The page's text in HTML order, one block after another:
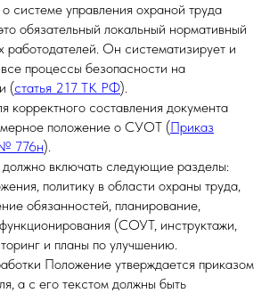
системе управления охраной труда
обязательный локальный нормативный
работодателей. Он систематизирует и
процессы безопасности на
(статья 217 ТК РФ).
корректного составления документа
положение о СУОТ (Приказ
776н).
включать следующие разделы:
политику в области охраны труда,
обязанностей, планирование,
(СОУТ, инструктажи,
и планы по улучшению.
Положение утверждается приказом
а с его текстом должны быть